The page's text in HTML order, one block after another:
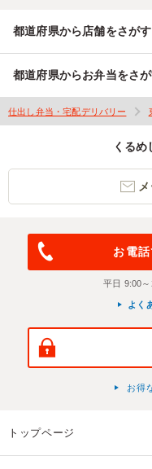
都道府県から店舗をさがす
都道府県からお弁当をさ
仕出し弁当・宅配デリバリー
くるめ
お電
平日 9:00
よく
お得
トップページ